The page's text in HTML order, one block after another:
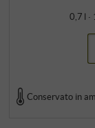
0,7 l
Conservato in